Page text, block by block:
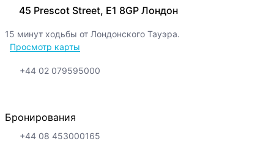
45 Prescot Street, E1 8GP Лондон
15 минут ходьбы от Лондонского Тауэра.
Просмотр карты
+44 02 079595000
Бронирования
+44 08 453000165